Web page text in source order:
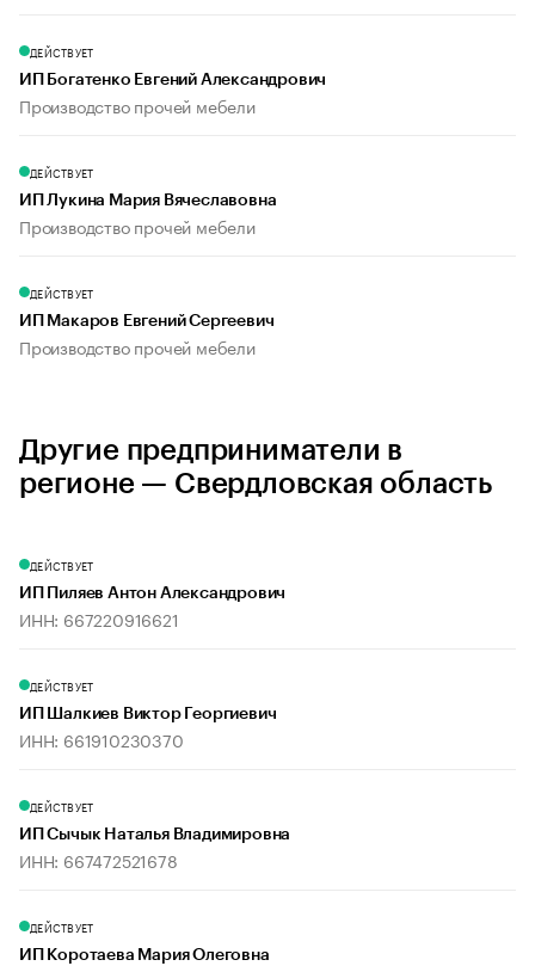
ДЕЙСТВУЕТ
ИП Богатенко Евгений Александрович
Производство прочей мебели
ДЕЙСТВУЕТ
ИП Лукина Мария Вячеславовна
Производство прочей мебели
ДЕЙСТВУЕТ
ИП Макаров Евгений Сергеевич
Производство прочей мебели
Другие предприниматели в
регионе — Свердловская область
ДЕЙСТВУЕТ
ИП Пиляев Антон Александрович
ИНН: 667220916621
ДЕЙСТВУЕТ
ИП Шалкиев Виктор Георгиевич
ИНН: 661910230370
ДЕЙСТВУЕТ
ИП Сычык Наталья Владимировна
ИНН: 667472521678
ДЕЙСТВУЕТ
ИП Коротаева Мария Олеговна